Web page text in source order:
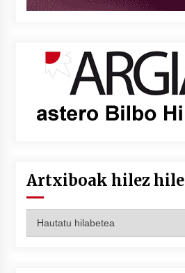
Artxiboak hilez hile
hilez